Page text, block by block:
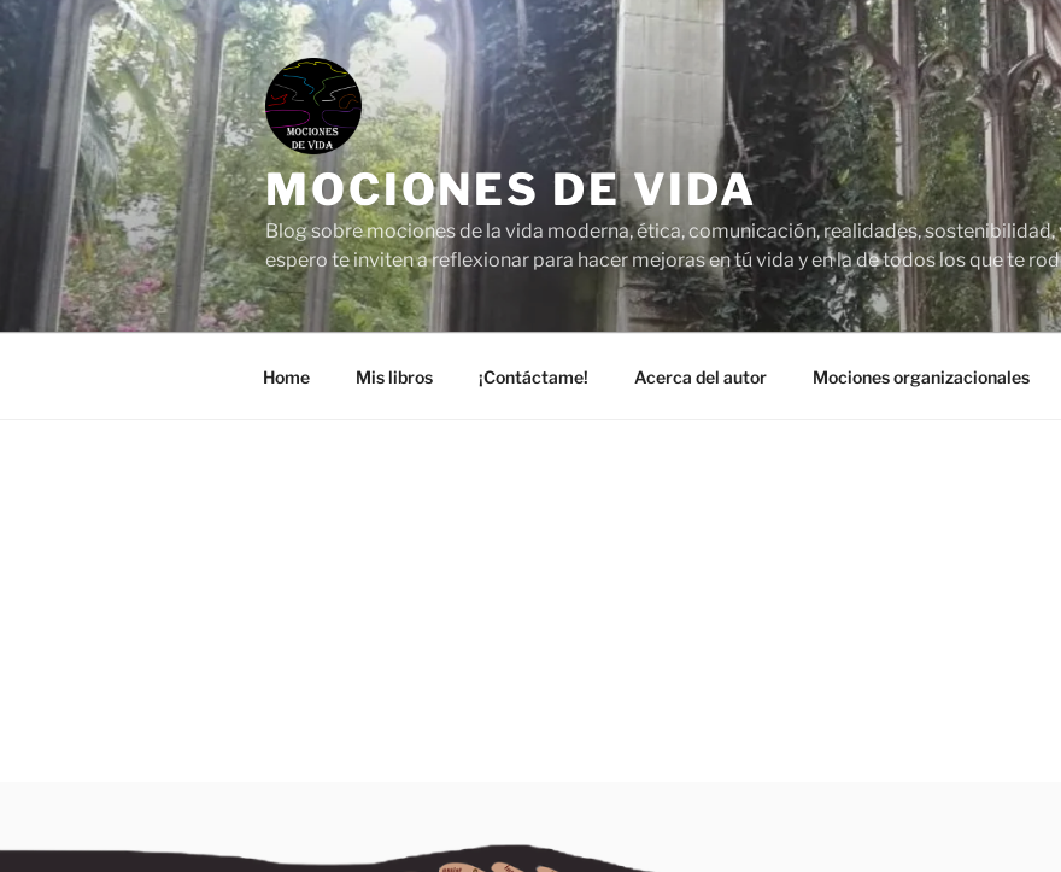
Saltar
al
contenido
MOCIONES DE VIDA
Blog sobre mociones de la vida moderna, ética, comunicación, realidades,
espero te inviten a reflexionar para hacer mejoras en tú vida y en la de todos los que te
Home Mis libros ¡Contáctame! Acerca del autor Mociones organizacionales